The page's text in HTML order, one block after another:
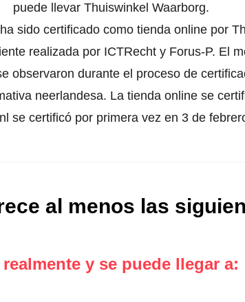
puede llevar Thuiswinkel Waarborg.
sido certificado como tienda online por
realizada por ICTRecht y Forus-P. El
observaron durante el proceso de
neerlandesa. La tienda online se
se certificó por primera vez en 3 de
al menos las
y se puede llegar a: